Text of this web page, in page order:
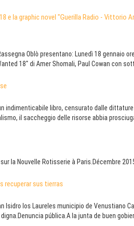
e la graphic novel "Guerilla Radio - Vittorio
Oblò presentano: Lunedì 18 gennaio
18" di Amer Shomali, Paul Cowan con
indimenticabile libro, censurato dalle
il saccheggio delle risorse abbia
la Nouvelle Rotisserie à Paris.Décembre
recuperar sus tierras
Isidro los Laureles municipio de Venustiano
pública.A la junta de buen